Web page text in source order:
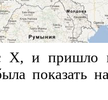
Х, и пришло
показать